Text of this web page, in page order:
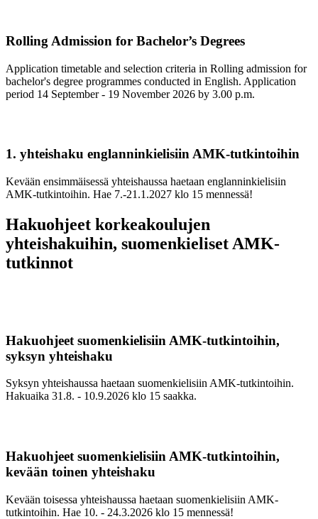
Rolling Admission for Bachelor’s Degrees
Application timetable and selection criteria in Rolling admission for
bachelor's degree programmes conducted in English. Application
period 14 September - 19 November 2026 by 3.00 p.m.
1. yhteishaku englanninkielisiin AMK-tutkintoihin
Kevään ensimmäisessä yhteishaussa haetaan englanninkielisiin
AMK-tutkintoihin. Hae 7.-21.1.2027 klo 15 mennessä!
Hakuohjeet korkeakoulujen
yhteishakuihin, suomenkieliset AMK-
tutkinnot
Hakuohjeet suomenkielisiin AMK-tutkintoihin,
syksyn yhteishaku
Syksyn yhteishaussa haetaan suomenkielisiin AMK-tutkintoihin.
Hakuaika 31.8. - 10.9.2026 klo 15 saakka.
Hakuohjeet suomenkielisiin AMK-tutkintoihin,
kevään toinen yhteishaku
Kevään toisessa yhteishaussa haetaan suomenkielisiin AMK-
tutkintoihin. Hae 10. - 24.3.2026 klo 15 mennessä!